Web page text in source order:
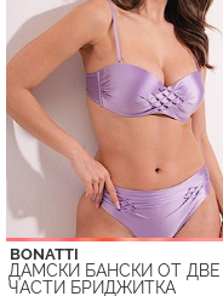
BONATTI
ДАМСКИ БАНСКИ ОТ ДВЕ
ЧАСТИ БРИДЖИТКА